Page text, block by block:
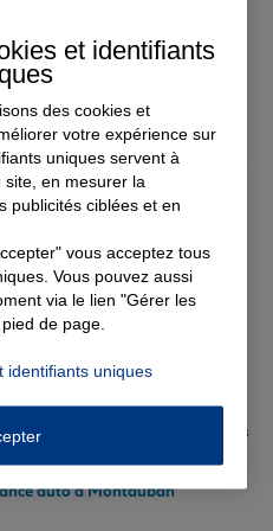
souvent un véhicule, que ce soit
les enfants à l'école ou profiter
Mais la circulation en ville
n'est pas sans risques. Un
de
à Montauban.
des formules sur-mesure pour
vos besoins et de votre budget
0km, garantie du
les petits rouleurs
conducteurs malussés ou
trouver lacouverture adaptée à
. Découvrez également nos
auto à Montauban
et identifiants
des cookies et
votre expérience sur
uniques servent à
en mesurer la
publicités ciblées et en
vous acceptez tous
Vous pouvez aussi
via le lien "Gérer les
de page.
identifiants uniques